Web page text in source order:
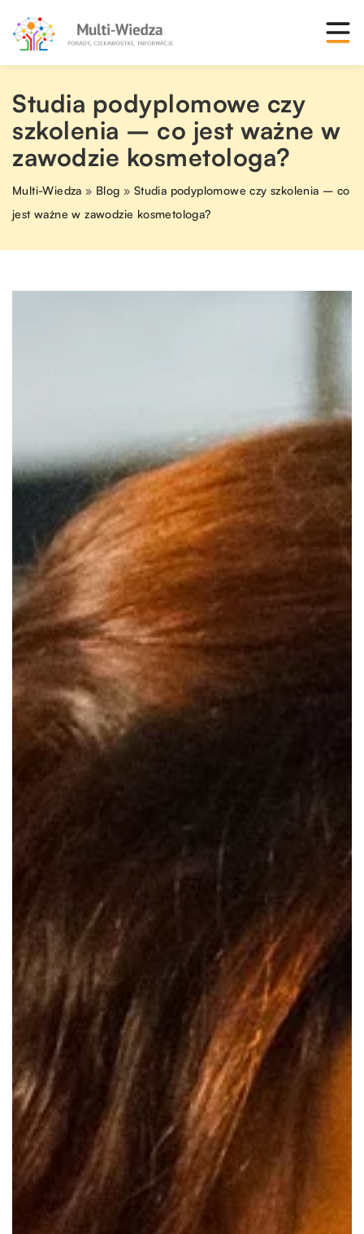
Studia podyplomowe czy
szkolenia – co jest ważne w
zawodzie kosmetologa?
Multi-Wiedza » Blog » Studia podyplomowe czy szkolenia – co
jest ważne w zawodzie kosmetologa?